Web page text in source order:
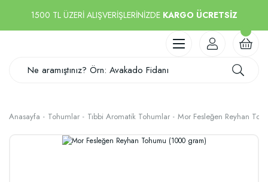
1500 TL ÜZERİ ALIŞVERİŞLERİNİZDE KARGO ÜCRETSİZ
Anasayfa Tohumlar Tıbbi Aromatik Tohumlar Mor Fesleğen Reyhan